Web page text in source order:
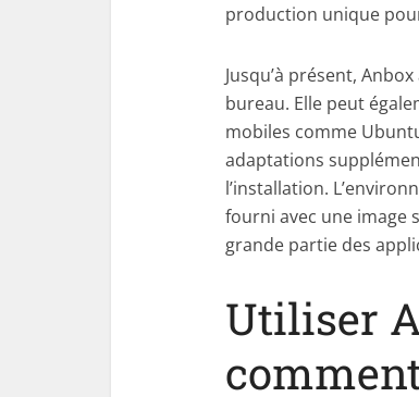
production unique
Jusqu’à présent,
bureau. Elle peut
mobiles comme
adaptations
l’installation.
fourni avec une image
grande partie des
Utiliser